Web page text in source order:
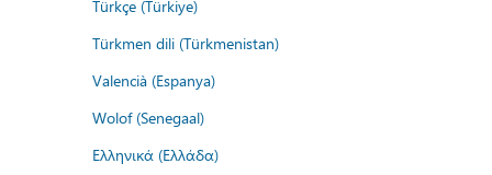
Türkçe (Türkiye)
Türkmen dili (Türkmenistan)
Valencià (Espanya)
Wolof (Senegaal)
Ελληνικά (Ελλάδα)